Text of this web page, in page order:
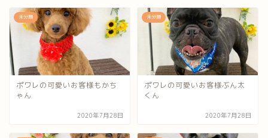
未分類
ポワレの可愛いお客様もかち
ゃん
2020年7月28日
未分類
ポワレの可愛いお客様ぶん太
くん
2020年7月28日